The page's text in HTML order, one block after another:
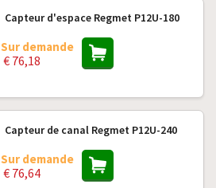
Capteur d'espace Regmet P12U-180
Sur demande
€ 76,18
Capteur de canal Regmet P12U-240
Sur demande
€ 76,64